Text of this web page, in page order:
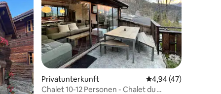
Bewertungen
Privatunterkunft Durchschnittliche
4,94 (47)
Chalet 10-12 Personen - Chalet du